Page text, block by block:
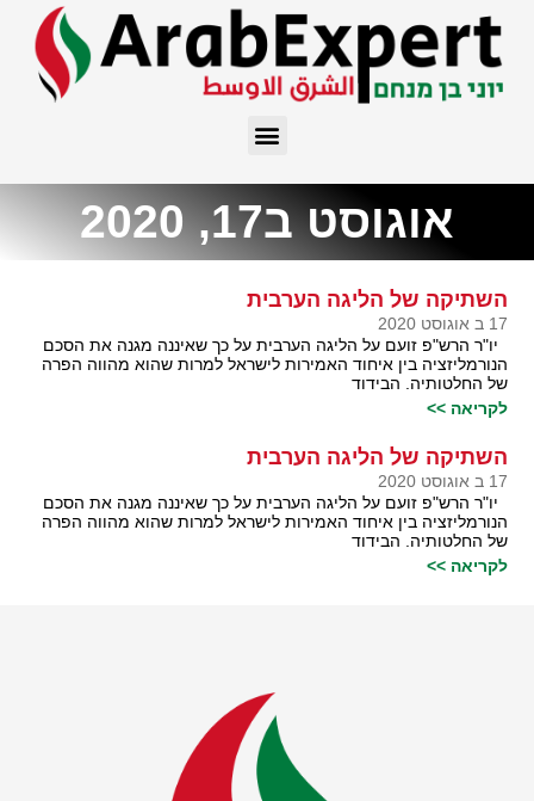
אוגוסט ב17, 2020
השתיקה של הליגה הערבית
17 ב אוגוסט 2020
יו"ר הרש"פ זועם על הליגה הערבית על כך שאיננה מגנה את הסכם
הנורמליזציה בין איחוד האמירות לישראל למרות שהוא מהווה הפרה
של החלטותיה. הבידוד
לקריאה >>
השתיקה של הליגה הערבית
17 ב אוגוסט 2020
יו"ר הרש"פ זועם על הליגה הערבית על כך שאיננה מגנה את הסכם
הנורמליזציה בין איחוד האמירות לישראל למרות שהוא מהווה הפרה
של החלטותיה. הבידוד
לקריאה >>